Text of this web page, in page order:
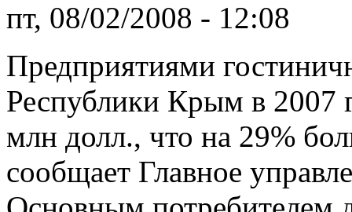
пт, 08/02/2008 - 12:08
Предприятиями
Республики Крым в 2007
млн долл., что на 29%
сообщает Главное